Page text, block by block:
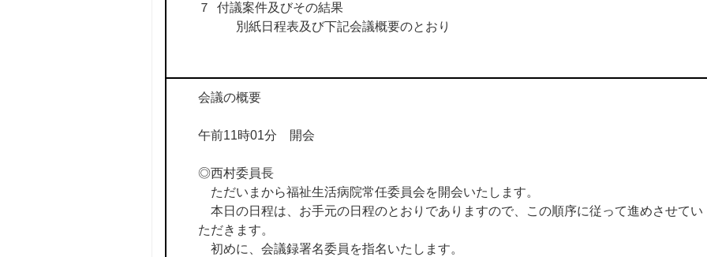
７ 付議案件及びその結果
別紙日程表及び下記会議概要のとおり
会議の概要
午前11時01分 開会
◎西村委員長
ただいまから福祉生活病院常任委員会を開会いたします。
本日の日程は、お手元の日程のとおりでありますので、この順序に従って進めさせてい
ただきます。
初めに、会議録署名委員を指名いたします。